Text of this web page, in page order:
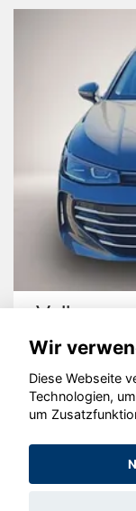
©
Wir
Diese Webseite
Technologien,
um